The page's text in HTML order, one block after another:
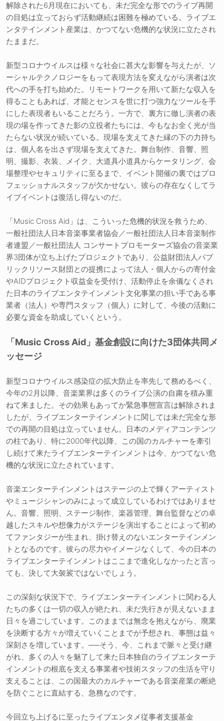
解除された6月現在においても、未だ完全な形でのライブ再開
の目処は立っておらず活動継続は困難を極めている。ライブエ
ンタテインメント産業は、かつてない危機的な状況に立たされ
たままだ。
新型コロナウイルスは様々な社会に甚大な影響を与えたが、ソ
ーシャルテクノロジーをもって表現方法を変えながら演者は次
代への手を打ち始めた。リモートワークを用いて新たな収入を
得ることもあれば、才能とセンスを世に打つ強力なツールを手
にした表現者もいることだろう。一方で、裏方に徹し演者の表
現の場を作ってきた影の立役者たちには、今もなお全く光が当
たらない状況が続いている。現場を支えてきた縁の下の力持ち
は、個人名を出さず現場を支えてきた。舞台制作、音響、照
明、撮影、衣装、メイク、大道具小道具からケータリング、会
場整理やセキュリティに至るまで、イベント開催の裏ではプロ
フェッショナルスタッフが欠かせない。彼らの存在なくしてラ
イブイベントは復活し得ないのだ。
「Music Cross Aid」は、こういった危機的状況を救うため、
一般社団法人日本音楽事業者協会／一般社団法人日本音楽制作
者連盟／一般社団法人 コンサートプロモーターズ協会の音楽業
界3団体が立ち上げたプロジェクトであり、公益財団法人パブ
リックリソース財団との提携によって法人・個人からの寄付金
やAIDプロジェクト収益金を受付け、活動停止を余儀なくされ
た日本のライブエンタテインメント文化事業の担い手である事
業者（法人）や専門スタッフ（個人）に対して、今後の活動に
必要な資金を助成していくという。
「Music Cross Aid」基金創設に向けた3団体共同メ
ッセージ
新型コロナウイルス感染症の拡大防止を率先して務めるべく、
今年の2月以降、音楽業界は多くのライブ公演の自粛を積み重
ねて来ました。その効果もあってか緊急事態宣言は解除されま
したが、ライブエンターテインメントに関しては未だ完全な形
での再開の目処は立っていません。日本のメディアコンテンツ
の柱であり、特に2000年代以降、この国のカルチャーを牽引
し続けて来たライブエンターテインメントは今、かつてない危
機的な状況に立たされています。
音楽エンターテインメントはステージの上で輝くアーティスト
やミュージシャンのみによって成立しているわけではありませ
ん。音響、照明、ステージ制作、楽器管理、舞台監督などの卓
越したスキルや想像力がステージを演出することによって初め
てファンタジーが生まれ、掛け替えのないエンターテインメン
トとなるのです。彼らの尽力やイメージなくして、今の日本の
ライブエンターテインメントはここまで進化しなかったと言っ
ても、決して大袈裟ではないでしょう。
この深刻な状況下で、ライブエンターテインメントに関わる人
たちの多くは一切の収入が絶たれ、未だ先行きが見えないまま
日々を過ごしています。このままでは無念を抱えながら、廃業
を決断する方々が増えていくことまでが予想され、事態は益々
深刻さを増しています。──そう、今、これまで脈々と受け継
がれ、多くの人々を魅了して来た日本独自のライブエンターテ
インメントの根底を支える事業者や技術スタッフの生活を守り
支えることは、この国最大のカルチャーである音楽産業の断絶
を防ぐことに直結する、急務なのです。
今回立ち上げるに至ったライブエンタメ従事者支援基金